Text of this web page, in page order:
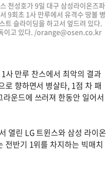
천성호가 9일 대구 삼성라이온즈파
9회초 1사 만루에서 유격수 땅볼 병
트 슬라이딩을 하고서 엎드려 있다.
이고 있다. /orange@osen.co.kr
사 만루 찬스에서 최악의 결과
로 향하면서 병살타, 1점 차 패
운드에 쓰러져 한동안 일어서
열린 LG 트윈스와 삼성 라이온
전반기 1위를 차지하는 빅매치